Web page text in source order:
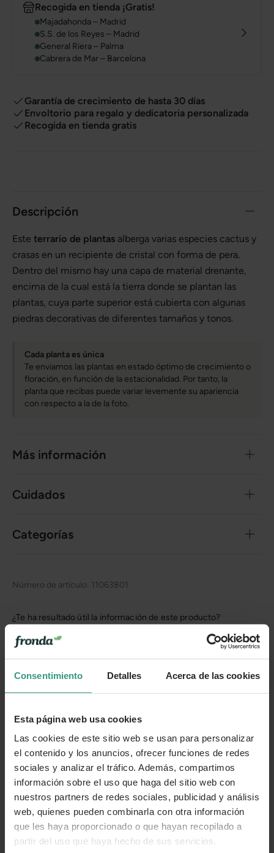
Consentimiento Detalles Acerca de las cookies
Esta página web usa cookies
Las cookies de este sitio web se usan para personalizar
el contenido y los anuncios, ofrecer funciones de redes
sociales y analizar el tráfico. Además, compartimos
información sobre el uso que haga del sitio web con
nuestros partners de redes sociales, publicidad y análisis
web, quienes pueden combinarla con otra información
que les haya proporcionado o que hayan recopilado a
partir del uso que haya hecho de sus servicios.
Recogida en tienda ¡Gratis!
Majadahonda – Madrid
S.S. de los Reyes – Madrid
General Riera – Palma
Cabrera de Mar – Barcelona
Garantía de crecimiento de hasta 30 días
Envoltorio para regalo y dedicatoria personalizada
Recogida en tienda gratis
Descripción
Este terrario de plantas alberga varias especies cactus y
crasas en un recipiente de cristal con forma de pera.
Dentro del mismo hay una capa de material drenante,
encima de la cual está la tierra donde se plantan las
plantas, cuya parte superior está cubierta con algunas
piedras decorativas de diferentes tamaños y tonos.
Cada planta es única
Te enviamos las plantas en estado óptimo de crecimiento o
floración, en función de la estacionalidad. Por tanto, la
planta que recibas puede variar levemente su apariencia
con respecto a la de la foto.
Más información
Cuidados
Categorías
Número de artículo: 11063801
¿Te ha resultado útil la información de este producto?
👍 Sí